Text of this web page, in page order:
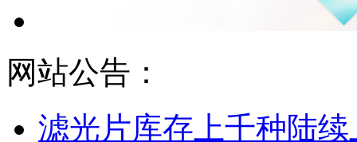
网站公告：
滤光片库存上千种陆